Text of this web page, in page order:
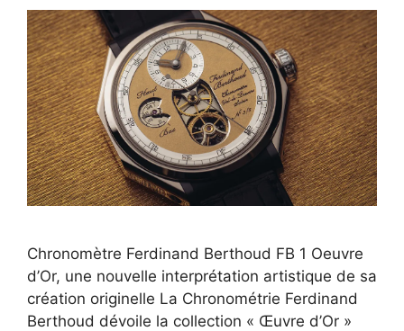
Chronomètre Ferdinand Berthoud FB 1 Oeuvre
d’Or, une nouvelle interprétation artistique de sa
création originelle La Chronométrie Ferdinand
Berthoud dévoile la collection « Œuvre d’Or »